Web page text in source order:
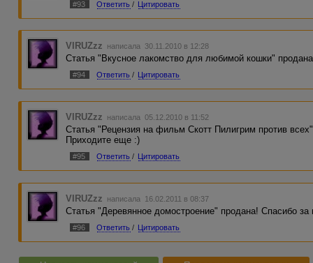
#93 Ответить / Цитировать
VIRUZzz написала 30.11.2010 в 12:28
Статья "Вкусное лакомство для любимой кошки"
#94 Ответить / Цитировать
VIRUZzz написала 05.12.2010 в 11:52
Статья "Рецензия на фильм Скотт Пилигрим против
Приходите еще :)
#95 Ответить / Цитировать
VIRUZzz написала 16.02.2011 в 08:37
Статья "Деревянное домостроение" продана! Спасибо
#96 Ответить / Цитировать